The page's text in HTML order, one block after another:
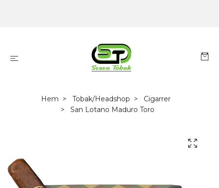
Hem Tobak/Headshop
Cigarrer
San Lotano Maduro Toro